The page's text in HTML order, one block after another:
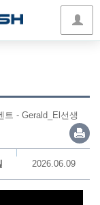
트 - Gerald_El선생
2026.06.09